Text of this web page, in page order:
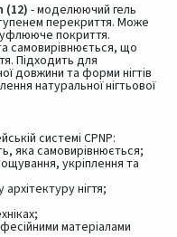
(12) - моделюючий гель
перекриття. Може
покриття.
самовирівнюється, що
Підходить для
довжини та форми нігтів
натуральної нігтьової
системі CPNP:
яка самовирівнюється;
укріплення та
нігтя;
матеріалами